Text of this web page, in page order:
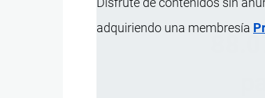
adquiriendo una membresía